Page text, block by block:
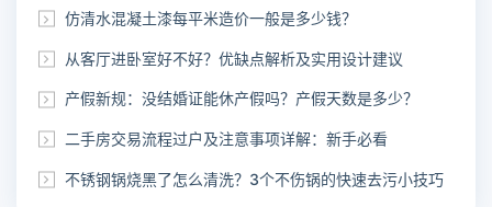
仿清水混凝土漆每平米造价一般是多少钱？
从客厅进卧室好不好？优缺点解析及实用设计建议
产假新规：没结婚证能休产假吗？产假天数是多少？
二手房交易流程过户及注意事项详解：新手必看
不锈钢锅烧黑了怎么清洗？3个不伤锅的快速去污小技巧